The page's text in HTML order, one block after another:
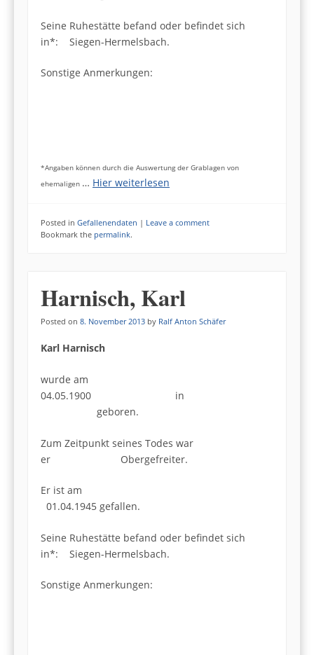
Seine Ruhestätte befand oder befindet sich
in*: Siegen-Hermelsbach.
Sonstige Anmerkungen:
*Angaben können durch die Auswertung der Grablagen von
ehemaligen … Hier weiterlesen
Posted in Gefallenendaten | Leave a comment
Bookmark the permalink.
Harnisch, Karl
Posted on 8. November 2013 by Ralf Anton Schäfer
Karl Harnisch
wurde am
04.05.1900 in
geboren.
Zum Zeitpunkt seines Todes war
er Obergefreiter.
Er ist am
01.04.1945 gefallen.
Seine Ruhestätte befand oder befindet sich
in*: Siegen-Hermelsbach.
Sonstige Anmerkungen: